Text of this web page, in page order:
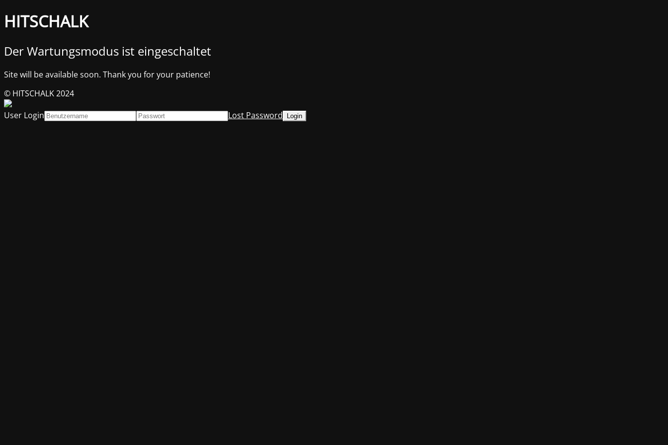
HITSCHALK
Der Wartungsmodus ist eingeschaltet
Site will be available soon. Thank you for your patience!
© HITSCHALK 2024
User Login
Lost Password